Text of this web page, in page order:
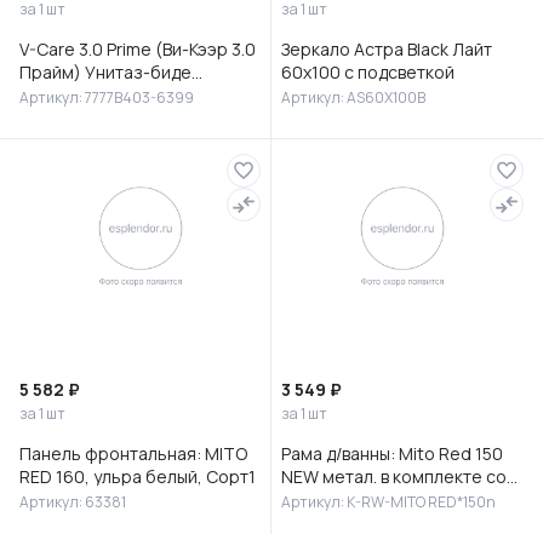
за 1 шт
V-Care 3.0 Prime (Ви-Кээр 3.0
Прайм) Унитаз-биде
подвесной, 7777B403-6399
Артикул: 7777B403-6399
за 1 шт
Зеркало Астра Black Лайт
60х100 с подсветкой
Артикул: AS60X100B
5 582 ₽
за 1 шт
Панель фронтальная: MITO
RED 160, ульра белый, Сорт1
Артикул: 63381
3 549 ₽
за 1 шт
Рама д/ванны: Mito Red 150
NEW метал. в комплекте со
сборочным пакетом, Сорт1
Артикул: K-RW-MITO RED*150n